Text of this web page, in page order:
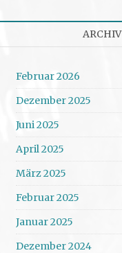
ARCHIV
Februar 2026
Dezember 2025
Juni 2025
April 2025
März 2025
Februar 2025
Januar 2025
Dezember 2024